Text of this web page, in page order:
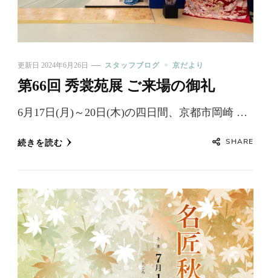
更新日 2024年6月26日 スタッフブログ 京だより
第66回 秀裳苑展 ご来場の御礼
6月17日(月)～20日(木)の四日間、京都市岡崎 …
続きを読む SHARE